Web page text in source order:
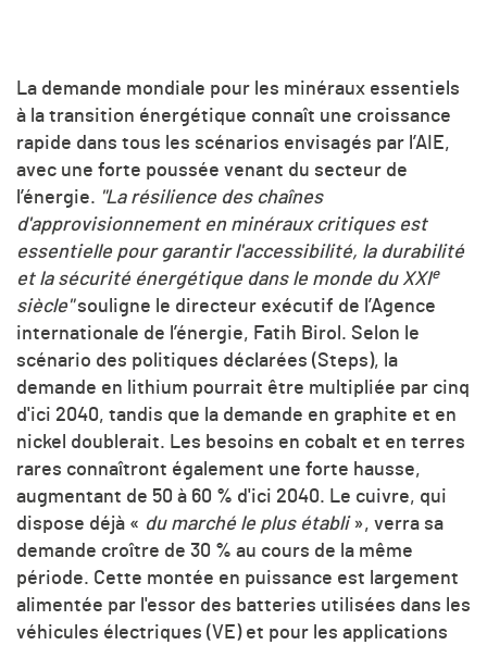
La demande mondiale pour les minéraux essentiels
à la transition énergétique connaît une croissance
rapide dans tous les scénarios envisagés par l’AIE,
avec une forte poussée venant du secteur de
l’énergie. "La résilience des chaînes
d'approvisionnement en minéraux critiques est
essentielle pour garantir l'accessibilité, la durabilité
et la sécurité énergétique dans le monde du XXIe
siècle"souligne le directeur exécutif de l’Agence
internationale de l’énergie, Fatih Birol. Selon le
scénario des politiques déclarées (Steps), la
demande en lithium pourrait être multipliée par cinq
d'ici 2040, tandis que la demande en graphite et en
nickel doublerait. Les besoins en cobalt et en terres
rares connaîtront également une forte hausse,
augmentant de 50 à 60 % d'ici 2040. Le cuivre, qui
dispose déjà « du marché le plus établi», verra sa
demande croître de 30 % au cours de la même
période. Cette montée en puissance est largement
alimentée par l'essor des batteries utilisées dans les
véhicules électriques (VE) et pour les applications